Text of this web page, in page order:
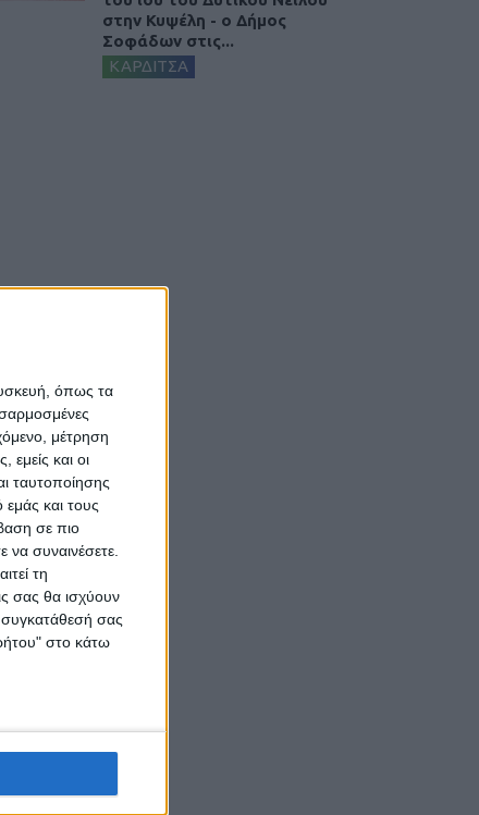
όπως τα
μέτρηση
εμείς και οι
ταυτοποίησης
και τους
σε πιο
να συναινέσετε.
τη
σας θα ισχύουν
συγκατάθεσή σας
στο κάτω
στην Κυψέλη - ο Δήμος
Σοφάδων στις...
ΚΑΡΔΙΤΣΑ